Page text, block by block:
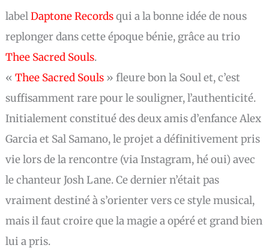
labelDaptone Recordsqui a la bonne idée de nous
replonger dans cette époque bénie, grâce au trio
Thee Sacred Souls.
«Thee Sacred Souls » fleure bon la Soul et, c’est
suffisamment rare pour le souligner, l’authenticité.
Initialement constitué des deux amis d’enfance Alex
Garcia et Sal Samano, le projet a définitivement pris
vie lors de la rencontre (via Instagram, hé oui) avec
le chanteur Josh Lane. Ce dernier n’était pas
vraiment destiné à s’orienter vers ce style musical,
mais il faut croire que la magie a opéré et grand bien
lui a pris.